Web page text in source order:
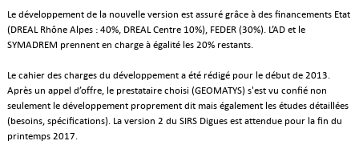
Le développement de la nouvelle version est assuré grâce à des financements Etat
(DREAL Rhône Alpes : 40%, DREAL Centre 10%), FEDER (30%). L’AD et le
SYMADREM prennent en charge à égalité les 20% restants.
Le cahier des charges du développement a été rédigé pour le début de 2013.
Après un appel d’offre, le prestataire choisi (GEOMATYS) s'est vu confié non
seulement le développement proprement dit mais également les études détaillées
(besoins, spécifications). La version 2 du SIRS Digues est attendue pour la fin du
printemps 2017.